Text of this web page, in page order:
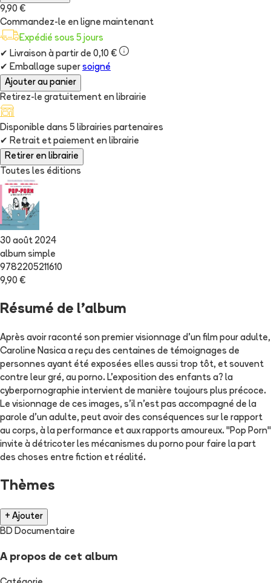
9,90 €
Commandez-le en ligne maintenant
Expédié sous 5 jours
✔ Livraison à partir de 0,10 €
✔ Emballage super soigné
Ajouter au panier
Retirez-le gratuitement en librairie
Disponible dans 5 librairies partenaires
✔ Retrait et paiement en librairie
Retirer en librairie
Toutes les éditions
30 août 2024
album simple
9782205211610
9,90 €
Résumé de l'album
Après avoir raconté son premier visionnage d'un film pour adulte,
Caroline Nasica a reçu des centaines de témoignages de
personnes ayant été exposées elles aussi trop tôt, et souvent
contre leur gré, au porno. L'exposition des enfants a? la
cyberpornographie intervient de manière toujours plus précoce.
Le visionnage de ces images, s'il n'est pas accompagné de la
parole d'un adulte, peut avoir des conséquences sur le rapport
au corps, à la performance et aux rapports amoureux. "Pop Porn"
invite à détricoter les mécanismes du porno pour faire la part
des choses entre fiction et réalité.
Thèmes
+ Ajouter
BD Documentaire
A propos de cet album